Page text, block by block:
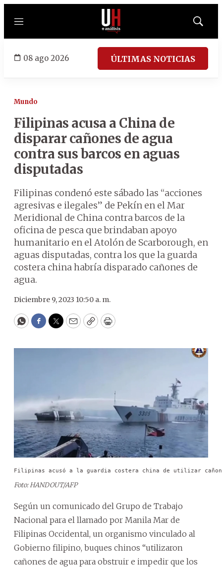
Menú
Mostrar
08 ago 2026 ÚLTIMAS NOTICIAS
Mundo
Filipinas acusa a China de
disparar cañones de agua
contra sus barcos en aguas
disputadas
Filipinas condenó este sábado las “acciones
agresivas e ilegales” de Pekín en el Mar
Meridional de China contra barcos de la
oficina de pesca que brindaban apoyo
humanitario en el Atolón de Scarborough, en
aguas disputadas, contra los que la guarda
costera china habría disparado cañones de
agua.
Diciembre 9, 2023 10:50 a. m.
WhatsApp
Facebook
Twitter
EmailCopyPrint
Filipinas acusó a la guardia costera china de utilizar
Foto: HANDOUT/AFP
Según un comunicado del Grupo de Trabajo
Nacional para el llamado por Manila Mar de
Filipinas Occidental, un organismo vinculado al
Gobierno filipino, buques chinos “utilizaron
cañones de agua para obstruir e impedir que los